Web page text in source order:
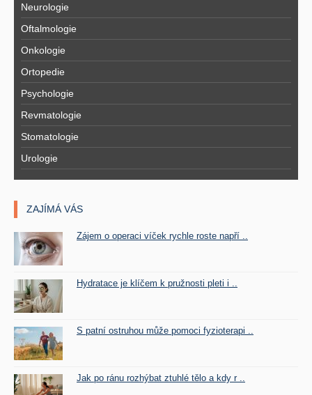
Neurologie
Oftalmologie
Onkologie
Ortopedie
Psychologie
Revmatologie
Stomatologie
Urologie
ZAJÍMÁ VÁS
Zájem o operaci víček rychle roste napří ..
Hydratace je klíčem k pružnosti pleti i ..
S patní ostruhou může pomoci fyzioterapi ..
Jak po ránu rozhýbat ztuhlé tělo a kdy r ..